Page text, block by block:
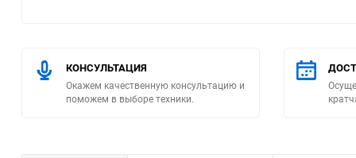
Климатическая техника
КОНСУЛЬТАЦИЯ
Окажем качественную консультацию и
поможем в выборе техники.